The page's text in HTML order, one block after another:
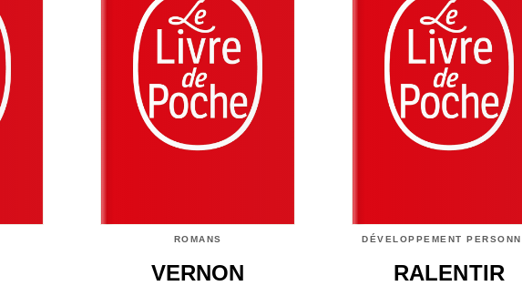
ROMANS
VERNON
DÉVELOPPEMENT
RALENTIR